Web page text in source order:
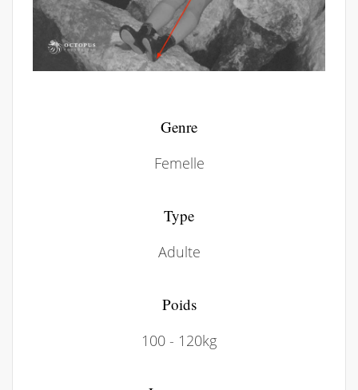
Genre
Femelle
Type
Adulte
Poids
100 - 120kg